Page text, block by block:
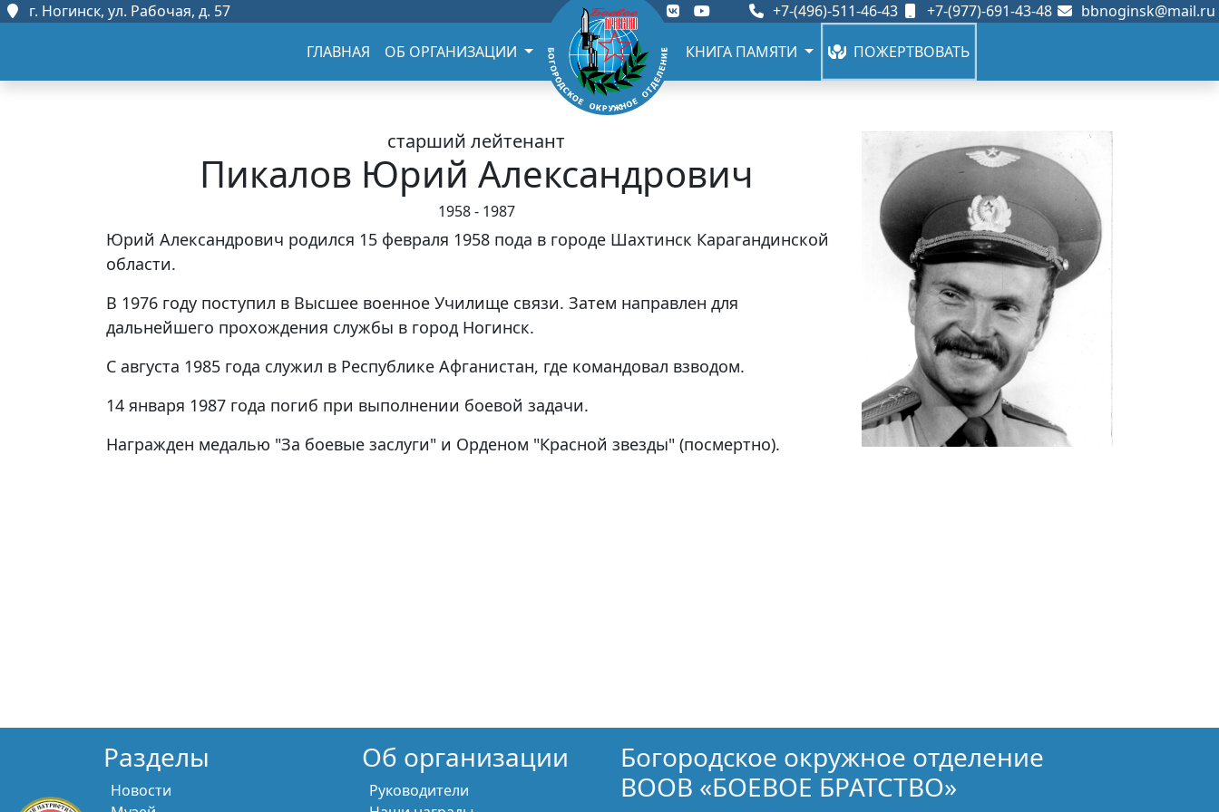
г. Ногинск, ул. Рабочая, д. 57 +7-(496)-511-46-43 +7-(977)-691-43-48 bbnoginsk@mail.ru
ГЛАВНАЯ ОБ ОРГАНИЗАЦИИ КНИГА ПАМЯТИ ПОЖЕРТВОВАТЬ
старший лейтенант
Пикалов Юрий Александрович
1958 - 1987
Юрий Александрович родился 15 февраля 1958 пода в городе Шахтинск Карагандинской
области.
В 1976 году поступил в Высшее военное Училище связи. Затем направлен для
дальнейшего прохождения службы в город Ногинск.
С августа 1985 года служил в Республике Афганистан, где командовал взводом.
14 января 1987 года погиб при выполнении боевой задачи.
Награжден медалью "За боевые заслуги" и Орденом "Красной звезды" (посмертно).
Разделы
Новости
Об организации
Руководители
Богородское окружное отделение
ВООВ «БОЕВОЕ БРАТСТВО»